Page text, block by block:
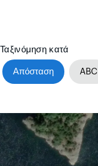
Ταξινόμηση κατά
Απόσταση ABC